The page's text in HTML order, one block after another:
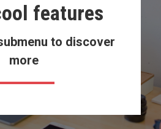
features
to discover
more